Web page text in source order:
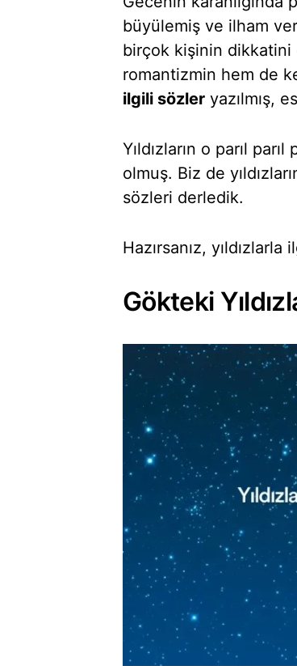
büyülemiş ve ilham
birçok kişinin
romantizmin hem de
ilgili sözler yazılmış,
Yıldızların o parıl
olmuş. Biz de
sözleri derledik.
Hazırsanız,
Gökteki